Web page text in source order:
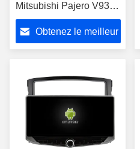
Mitsubishi Pajero V93
V97 V98 2012-2015
Multimédia pour voiture
Stéréo GPS Lecteur de
Obtenez le meilleur